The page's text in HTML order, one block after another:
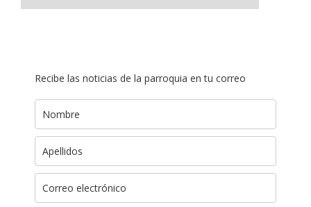
Recibe las noticias de la parroquia en tu correo